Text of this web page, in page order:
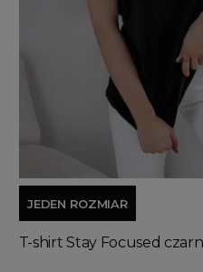
JEDEN ROZMIAR
T-shirt Stay Focused